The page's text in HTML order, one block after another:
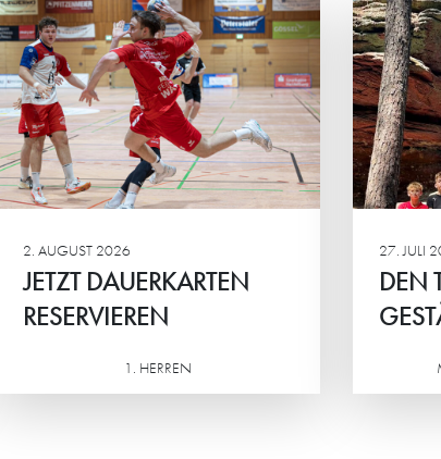
2. AUGUST 2026
JETZT DAUERKARTEN
RESERVIEREN
1. HERREN
27. JULI
DEN
DEN TEAMGEIST
GESTÄRKT
Die männliche C2 der HG
verbrachte ein actionreiches
Wochenende in der Südpfalz.